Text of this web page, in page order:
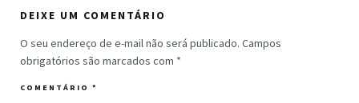
DEIXE UM COMENTÁRIO
O seu endereço de e-mail não será publicado. Campos
obrigatórios são marcados com *
COMENTÁRIO *